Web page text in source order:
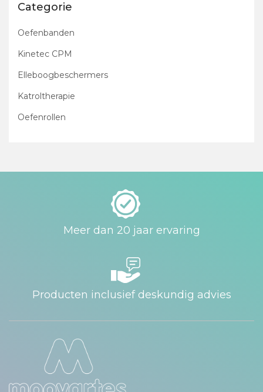
Categorie
Oefenbanden
Kinetec CPM
Elleboogbeschermers
Katroltherapie
Oefenrollen
Meer dan 20 jaar ervaring
Producten inclusief deskundig advies